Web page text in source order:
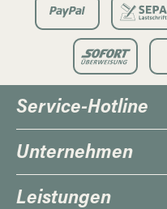
Service-Hotline
Unternehmen
Leistungen